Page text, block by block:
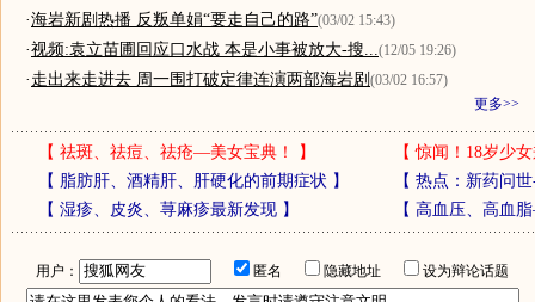
·海岩新剧热播 反叛单娟“要走自己的路”(03/02 15:43)
·视频:袁立苗圃回应口水战 本是小事被放大-搜... (12/05 19:26)
·走出来走进去 周一围打破定律连演两部海岩剧 (03/02 16:57)
更多>>
【 祛斑、祛痘、祛疮—美女宝典！ 】 【惊闻！18岁少
【 脂肪肝、酒精肝、肝硬化的前期症状 】 【 热点：新药问
【 湿疹、皮炎、荨麻疹最新发现】 【 高血压、高血
用户： 匿名 隐藏地址 设为辩论话题